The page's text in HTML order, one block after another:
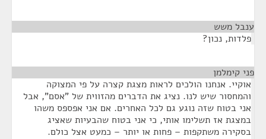
ענבל משש
פלדות, נכון?
פני קימלמן
אוקיי. אנחנו הולכים לראות מצגת קצרה על פי המצוקה
והמחסור שיש לנו. נציג את הדברים מהזווית של "אסם", אבל
אני בטוח שזה נוגע גם לכל האחרים. אם אני אפספס משהו
במצגת אז תשלימו אותי, כי אני בטוח שהבעיות שאציג
בסקירה משתקפות – פחות או יותר – כמעט אצל כולם.